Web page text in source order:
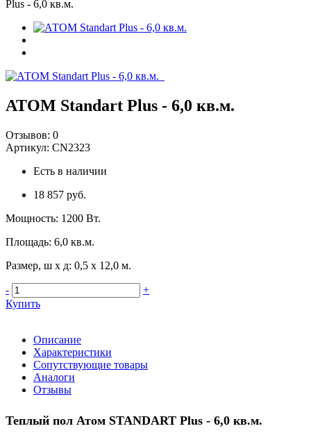
Plus - 6,0 кв.м.
АТОМ Standart Plus - 6,0 кв.м.
Отзывов: 0
Артикул: CN2323
Есть в наличии
18 857 руб.
Мощность: 1200 Вт.
Площадь: 6,0 кв.м.
Размер, ш х д: 0,5 х 12,0 м.
-
+
Купить
Описание
Характеристики
Сопутствующие товары
Аналоги
Отзывы
Теплый пол Атом STANDART Plus - 6,0 кв.м.